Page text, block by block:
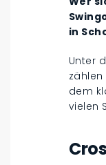
in
Unter
dem
vielen